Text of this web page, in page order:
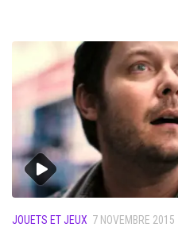
JOUETS ET JEUX 7 NOVEMBRE 2015